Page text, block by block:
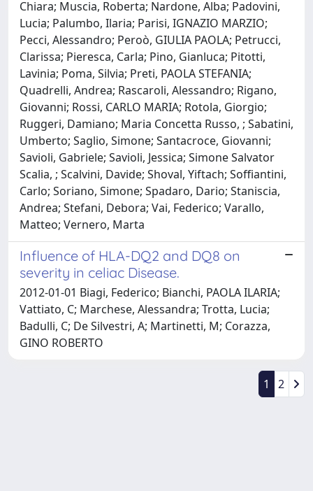
Chiara; Muscia, Roberta; Nardone, Alba; Padovini,
Lucia; Palumbo, Ilaria; Parisi, IGNAZIO MARZIO;
Pecci, Alessandro; Peroò, GIULIA PAOLA; Petrucci,
Clarissa; Pieresca, Carla; Pino, Gianluca; Pitotti,
Lavinia; Poma, Silvia; Preti, PAOLA STEFANIA;
Quadrelli, Andrea; Rascaroli, Alessandro; Rigano,
Giovanni; Rossi, CARLO MARIA; Rotola, Giorgio;
Ruggeri, Damiano; Maria Concetta Russo, ; Sabatini,
Umberto; Saglio, Simone; Santacroce, Giovanni;
Savioli, Gabriele; Savioli, Jessica; Simone Salvator
Scalia, ; Scalvini, Davide; Shoval, Yiftach; Soffiantini,
Carlo; Soriano, Simone; Spadaro, Dario; Staniscia,
Andrea; Stefani, Debora; Vai, Federico; Varallo,
Matteo; Vernero, Marta
Influence of HLA-DQ2 and DQ8 on
severity in celiac Disease.
2012-01-01 Biagi, Federico; Bianchi, PAOLA ILARIA;
Vattiato, C; Marchese, Alessandra; Trotta, Lucia;
Badulli, C; De Silvestri, A; Martinetti, M; Corazza,
GINO ROBERTO
1 2